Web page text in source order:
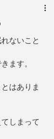
ないこと
ます。
はありま
しまって